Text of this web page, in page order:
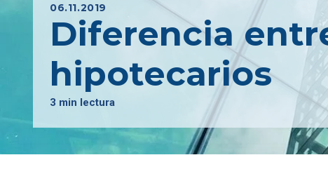
06.11.2019
Diferencia
hipotecarios
3 min lectura